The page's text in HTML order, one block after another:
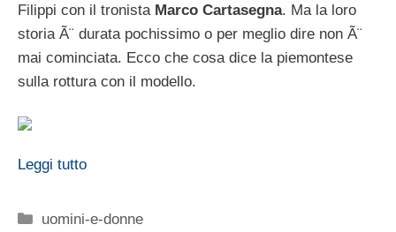
Filippi con il tronista Marco Cartasegna. Ma la loro
storia Ã¨ durata pochissimo o per meglio dire non Ã¨
mai cominciata. Ecco che cosa dice la piemontese
sulla rottura con il modello.
Leggi tutto
Categorie
uomini-e-donne